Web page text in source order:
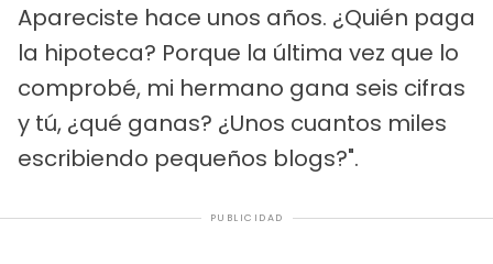
Apareciste hace unos años. ¿Quién paga
la hipoteca? Porque la última vez que lo
comprobé, mi hermano gana seis cifras
y tú, ¿qué ganas? ¿Unos cuantos miles
escribiendo pequeños blogs?".
PUBLICIDAD